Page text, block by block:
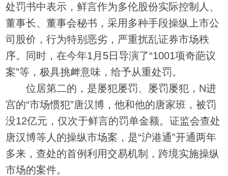
处罚书中表示，鲜言作为多伦股份实际控制人、
董事长、董事会秘书，采用多种手段操纵上市公
司股价，行为特别恶劣，严重扰乱证券市场秩
序。同时，在今年1月5日导演了“1001项奇葩议
案”等，极具挑衅意味，给予从重处罚。
位居第二的，是屡犯屡罚、屡罚屡犯，N进
宫的“市场惯犯”唐汉博，他和他的唐家班，被罚
没12亿元，仅次于鲜言的罚单金额。证监会查处
唐汉博等人的操纵市场案，是“沪港通”开通两年
多来，查处的首例利用交易机制，跨境实施操纵
市场的案件。